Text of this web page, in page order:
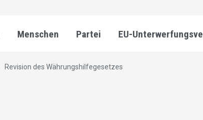
Menschen Partei EU-
Revision des Währungshilfegesetzes